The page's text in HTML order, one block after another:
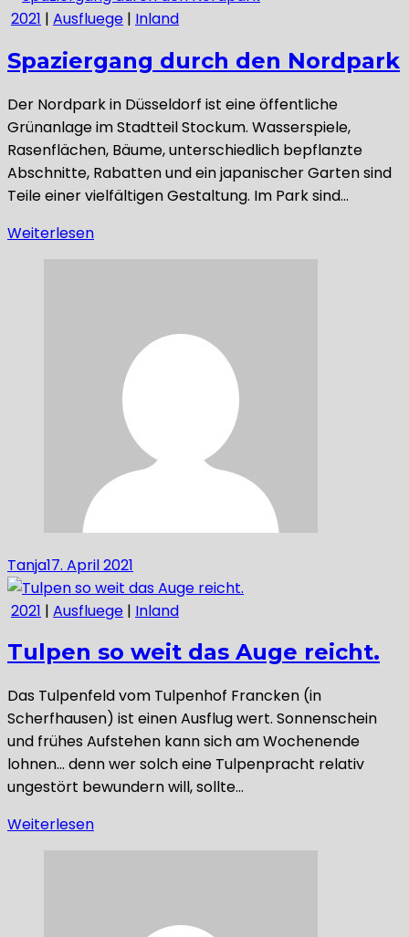
2021 | Ausfluege | Inland
Spaziergang durch den Nordpark
Der Nordpark in Düsseldorf ist eine öffentliche
Grünanlage im Stadtteil Stockum. Wasserspiele,
Rasenflächen, Bäume, unterschiedlich bepflanzte
Abschnitte, Rabatten und ein japanischer Garten sind
Teile einer vielfältigen Gestaltung. Im Park sind…
Weiterlesen
Tanja17. April 2021
2021 | Ausfluege | Inland
Tulpen so weit das Auge reicht.
Das Tulpenfeld vom Tulpenhof Francken (in
Scherfhausen) ist einen Ausflug wert. Sonnenschein
und frühes Aufstehen kann sich am Wochenende
lohnen… denn wer solch eine Tulpenpracht relativ
ungestört bewundern will, sollte…
Weiterlesen